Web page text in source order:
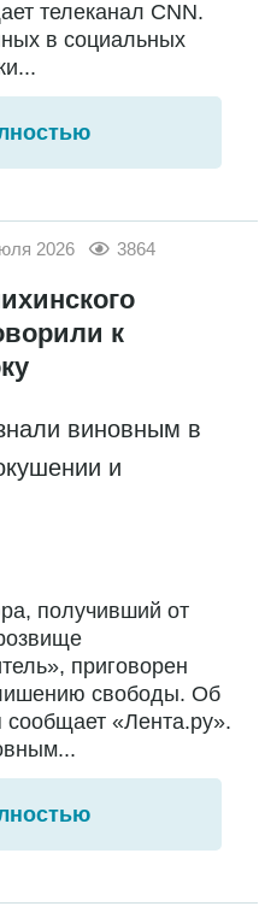
телеканал CNN.
в социальных
2026 3864
к
виновным в
и
получивший от
приговорен
свободы. Об
«Лента.ру».